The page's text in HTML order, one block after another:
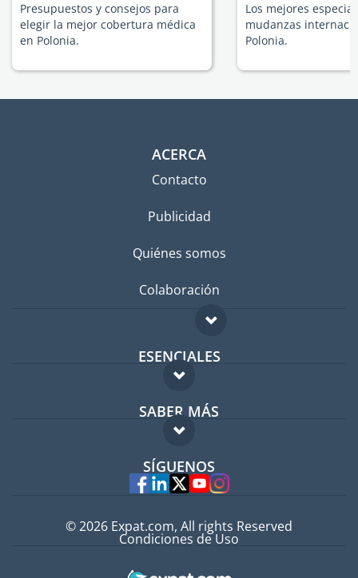
Presupuestos y consejos para
elegir la mejor cobertura médica
en Polonia.
Los mejores
mudanzas
Polonia.
ACERCA
Contacto
Publicidad
Quiénes somos
Colaboración
ESENCIALES
Foro para expatriados
Guía para expatriados
Trabajos en el extranjero
SABER MÁS
FAQ
Expertos
SÍGUENOS
© 2026 Expat.com, All rights Reserved
Condiciones de Uso